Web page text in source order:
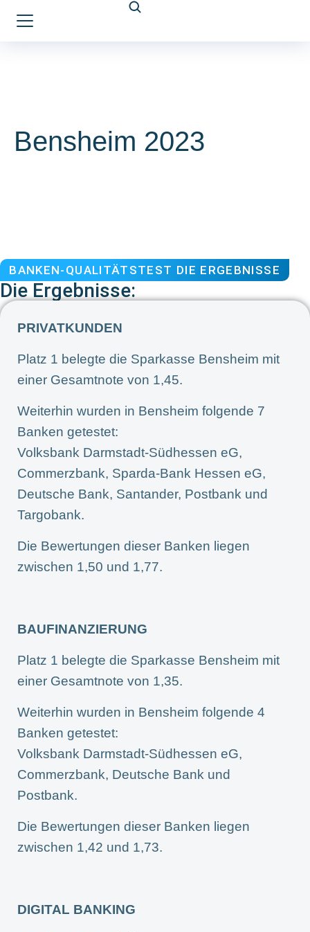
Bensheim 2023
BANKEN-QUALITÄTSTEST DIE ERGEBNISSE
Die Ergebnisse:
PRIVATKUNDEN
Platz 1 belegte die Sparkasse Bensheim mit
einer Gesamtnote von 1,45.
Weiterhin wurden in Bensheim folgende 7
Banken getestet:
Volksbank Darmstadt-Südhessen eG,
Commerzbank, Sparda-Bank Hessen eG,
Deutsche Bank, Santander, Postbank und
Targobank.
Die Bewertungen dieser Banken liegen
zwischen 1,50 und 1,77.
BAUFINANZIERUNG
Platz 1 belegte die Sparkasse Bensheim mit
einer Gesamtnote von 1,35.
Weiterhin wurden in Bensheim folgende 4
Banken getestet:
Volksbank Darmstadt-Südhessen eG,
Commerzbank, Deutsche Bank und
Postbank.
Die Bewertungen dieser Banken liegen
zwischen 1,42 und 1,73.
DIGITAL BANKING